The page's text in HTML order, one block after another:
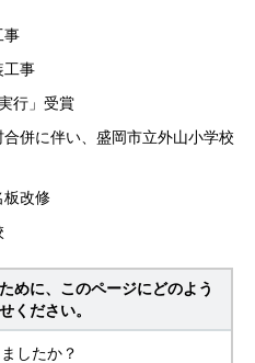
事
工事
行」受賞
併に伴い、盛岡市立外山小学校
板改修
めに、このページにどのよう
ください。
したか？